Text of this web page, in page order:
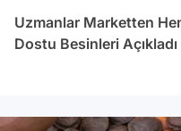
Uzmanlar Marketten
Dostu Besinleri Açıkladı